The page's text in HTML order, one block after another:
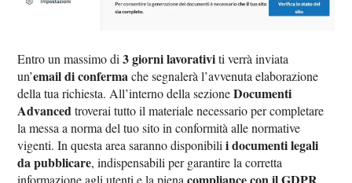
Entro un massimo di3 giorni lavorativiti verrà inviata
un’email di confermache segnalerà l’avvenuta elaborazione
della tua richiesta. All’interno della sezioneDocumenti
Advancedtroverai tutto il materiale necessario per completare
la messa a norma del tuo sito in conformità alle normative
vigenti. In questa area saranno disponibilii documenti legali
da pubblicare, indispensabili per garantire la corretta
informazione agli utenti e la piena
.